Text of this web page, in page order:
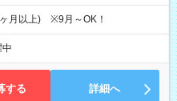
月以上) ※9月～OK！
する 詳細へ